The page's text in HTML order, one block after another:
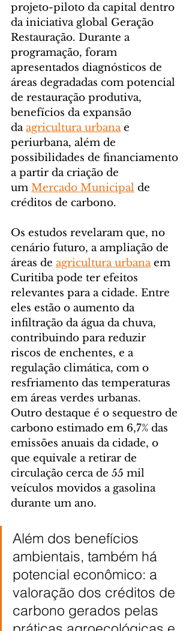
projeto-piloto da capital dentro
da iniciativa global Geração
Restauração. Durante a
programação, foram
apresentados diagnósticos de
áreas degradadas com potencial
de restauração produtiva,
benefícios da expansão
da agricultura urbana e
periurbana, além de
possibilidades de financiamento
a partir da criação de
um Mercado Municipal de
créditos de carbono.
Os estudos revelaram que, no
cenário futuro, a ampliação de
áreas de agricultura urbana em
Curitiba pode ter efeitos
relevantes para a cidade. Entre
eles estão o aumento da
infiltração da água da chuva,
contribuindo para reduzir
riscos de enchentes, e a
regulação climática, com o
resfriamento das temperaturas
em áreas verdes urbanas.
Outro destaque é o sequestro de
carbono estimado em 6,7% das
emissões anuais da cidade, o
que equivale a retirar de
circulação cerca de 55 mil
veículos movidos a gasolina
durante um ano.
Além dos benefícios
ambientais, também há
potencial econômico: a
valoração dos créditos de
carbono gerados pelas